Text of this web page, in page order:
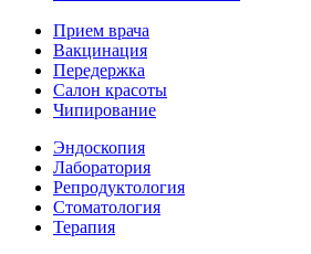
Прием врача
Вакцинация
Передержка
Салон красоты
Чипирование
Эндоскопия
Лаборатория
Репродуктология
Стоматология
Терапия